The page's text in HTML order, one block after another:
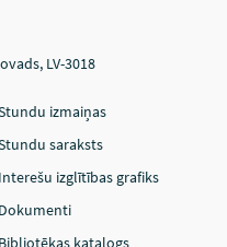
LV-3018
izmaiņas
saraksts
Interešu izglītības grafiks
Dokumenti
Bibliotēkas katalogs